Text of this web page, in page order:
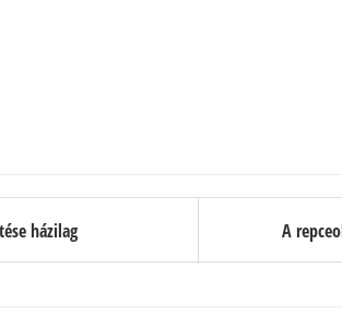
házilag A